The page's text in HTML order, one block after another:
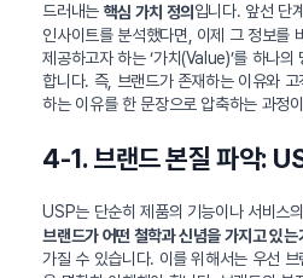
드러내는 핵심 가치 정의 입니다. 앞선 단
인사이트를 분석했다면, 이제 그 정보를
제공하고자 하는 ‘가치(Value)’를 하나
합니다. 즉, 브랜드가 존재하는 이유와
하는 이유를 한 문장으로 압축하는 과정
4-1. 브랜드 본질 파악:
USP는 단순히 제품의 기능이나 서비스
브랜드가 어떤 철학과 신념을 가지고 있는
가질 수 있습니다. 이를 위해서는 우선